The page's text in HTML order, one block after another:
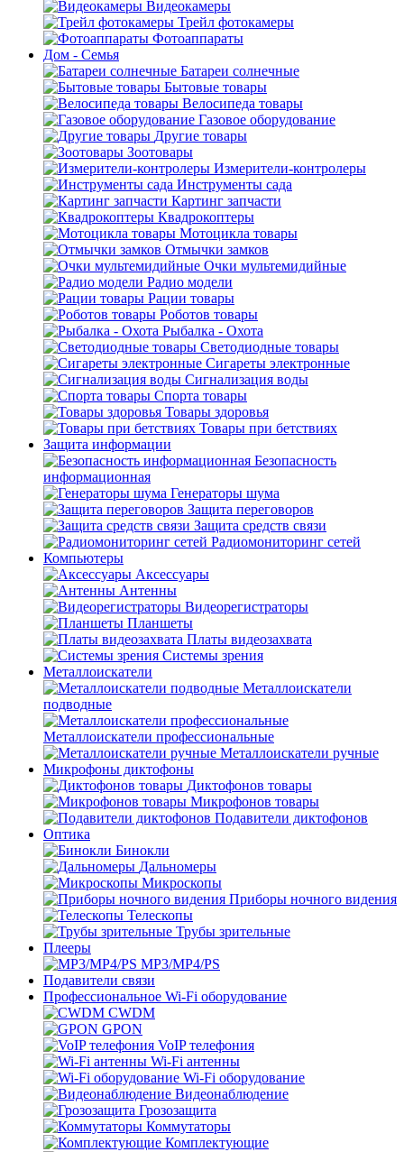
Видеокамеры
Трейл фотокамеры
Фотоаппараты
Дом - Семья
Батареи солнечные
Бытовые товары
Велосипеда товары
Газовое оборудование
Другие товары
Зоотовары
Измерители-контролеры
Инструменты сада
Картинг запчасти
Квадрокоптеры
Мотоцикла товары
Отмычки замков
Очки мультемидийные
Радио модели
Рации товары
Роботов товары
Рыбалка - Охота
Светодиодные товары
Сигареты электронные
Сигнализация воды
Спорта товары
Товары здоровья
Товары при бетствиях
Защита информации
Безопасность
информационная
Генераторы шума
Защита переговоров
Защита средств связи
Радиомониторинг сетей
Компьютеры
Аксессуары
Антенны
Видеорегистраторы
Планшеты
Платы видеозахвата
Системы зрения
Металлоискатели
Металлоискатели
подводные
Металлоискатели профессиональные
Металлоискатели ручные
Микрофоны диктофоны
Диктофонов товары
Микрофонов товары
Подавители диктофонов
Оптика
Бинокли
Дальномеры
Микроскопы
Приборы ночного видения
Телескопы
Трубы зрительные
Плееры
MP3/MP4/PS
Подавители связи
Профессиональное Wi-Fi оборудование
CWDM
GPON
VoIP телефония
Wi-Fi антенны
Wi-Fi оборудование
Видеонаблюдение
Грозозащита
Коммутаторы
Комплектующие